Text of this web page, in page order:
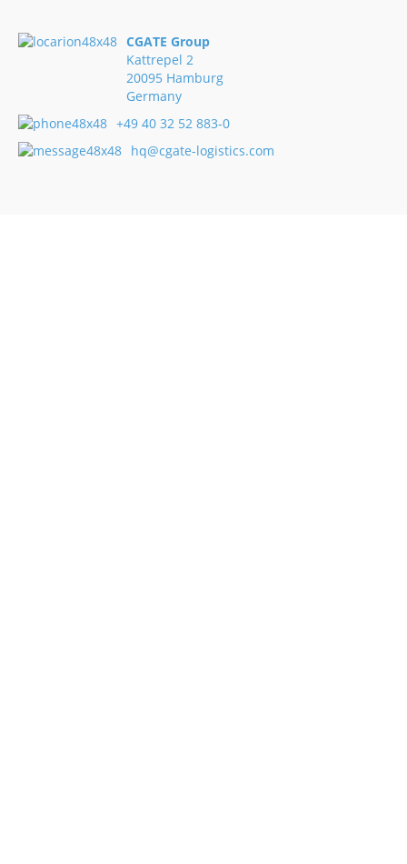
CGATE Group
Kattrepel 2
20095 Hamburg
Germany
+49 40 32 52 883-0
hq@cgate-logistics.com